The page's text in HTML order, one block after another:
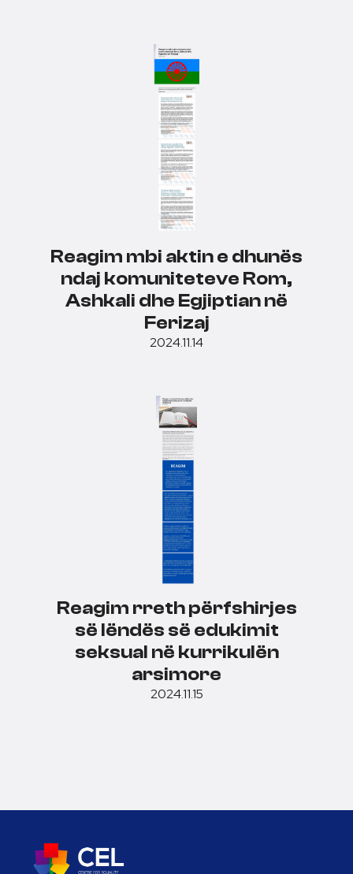
Reagim mbi aktin e dhunës
ndaj komuniteteve Rom,
Ashkali dhe Egjiptian në
Ferizaj
2024.11.14
Reagim rreth përfshirjes
së lëndës së edukimit
seksual në kurrikulën
arsimore
2024.11.15